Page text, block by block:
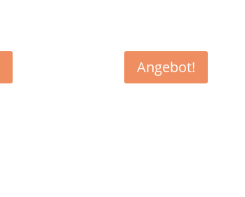
Angebot!